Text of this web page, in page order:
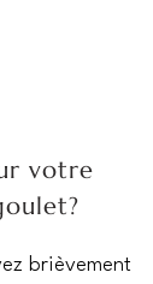
votre
brièvement